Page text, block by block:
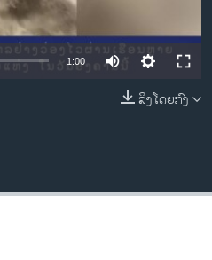
1:00
ລິງໂດຍກົງ